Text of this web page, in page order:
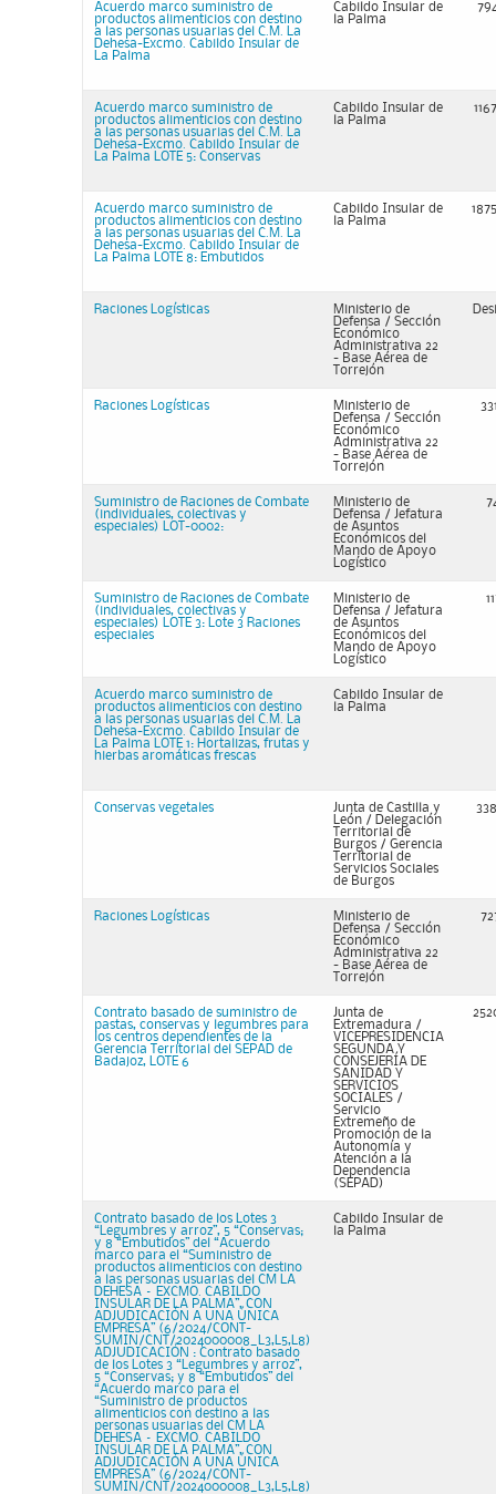
Acuerdo marco suministro de
productos alimenticios con destino
a las personas usuarias del C.M. La
Dehesa-Excmo. Cabildo Insular de
La Palma
Cabildo Insular de
la Palma
Acuerdo marco suministro de
productos alimenticios con destino
a las personas usuarias del C.M. La
Dehesa-Excmo. Cabildo Insular de
La Palma LOTE 5: Conservas
Cabildo Insular de
la Palma
Acuerdo marco suministro de
productos alimenticios con destino
a las personas usuarias del C.M. La
Dehesa-Excmo. Cabildo Insular de
La Palma LOTE 8: Embutidos
Cabildo Insular de
la Palma
Raciones Logísticas
Ministerio de
Defensa / Sección
Económico
Administrativa 22
- Base Aérea de
Torrejón
Raciones Logísticas
Ministerio de
Defensa / Sección
Económico
Administrativa 22
- Base Aérea de
Torrejón
Suministro de Raciones de Combate
(individuales, colectivas y
especiales) LOT-0002:
Ministerio de
Defensa / Jefatura
de Asuntos
Económicos del
Mando de Apoyo
Logístico
Suministro de Raciones de Combate
(individuales, colectivas y
especiales) LOTE 3: Lote 3 Raciones
especiales
Ministerio de
Defensa / Jefatura
de Asuntos
Económicos del
Mando de Apoyo
Logístico
Acuerdo marco suministro de
productos alimenticios con destino
a las personas usuarias del C.M. La
Dehesa-Excmo. Cabildo Insular de
La Palma LOTE 1: Hortalizas, frutas y
hierbas aromáticas frescas
Cabildo Insular de
la Palma
Conservas vegetales
Junta de Castilla y
León / Delegación
Territorial de
Burgos / Gerencia
Territorial de
Servicios Sociales
de Burgos
Raciones Logísticas
Ministerio de
Defensa / Sección
Económico
Administrativa 22
- Base Aérea de
Torrejón
Contrato basado de suministro de
pastas, conservas y legumbres para
los centros dependientes de la
Gerencia Territorial del SEPAD de
Badajoz, LOTE 6
Junta de
Extremadura /
VICEPRESIDENCIA
SEGUNDA Y
CONSEJERÍA DE
SANIDAD Y
SERVICIOS
SOCIALES /
Servicio
Extremeño de
Promoción de la
Autonomía y
Atención a la
Dependencia
(SEPAD)
Contrato basado de los Lotes 3
“Legumbres y arroz”, 5 “Conservas;
y 8 “Embutidos” del “Acuerdo
marco para el “Suministro de
productos alimenticios con destino
a las personas usuarias del CM LA
DEHESA – EXCMO. CABILDO
INSULAR DE LA PALMA”, CON
ADJUDICACIÓN A UNA ÚNICA
EMPRESA” (6/2024/CONT-
SUMIN/CNT/2024000008_L3,L5,L8)
ADJUDICACIÓN : Contrato basado
de los Lotes 3 “Legumbres y arroz”,
5 “Conservas; y 8 “Embutidos” del
“Acuerdo marco para el
“Suministro de productos
alimenticios con destino a las
personas usuarias del CM LA
DEHESA – EXCMO. CABILDO
INSULAR DE LA PALMA”, CON
ADJUDICACIÓN A UNA ÚNICA
EMPRESA” (6/2024/CONT-
SUMIN/CNT/2024000008_L3,L5,L8)
Cabildo Insular de
la Palma